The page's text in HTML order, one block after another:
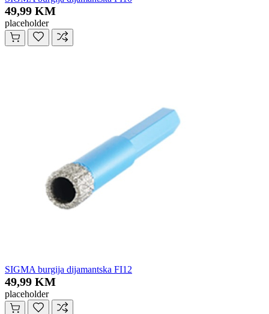
49,99 KM
placeholder
SIGMA burgija dijamantska FI12
49,99 KM
placeholder